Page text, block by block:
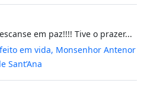
em paz!!!! Tive o prazer...
em vida, Monsenhor Antenor
Sant’Ana